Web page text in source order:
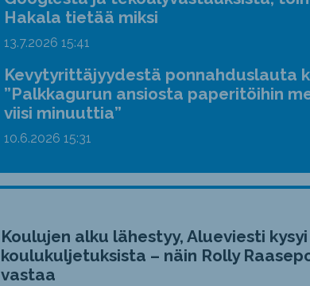
Hakala tietää miksi
13.7.2026 15:41
Kevytyrittäjyydestä ponnahduslauta
”Palkkagurun ansiosta paperitöihin
viisi minuuttia”
10.6.2026 15:31
Koulujen alku lähestyy, Alueviesti
koulukuljetuksista – näin Rolly
vastaa